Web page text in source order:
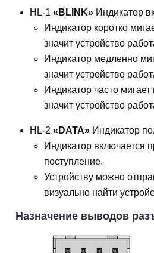
HL-1 «BLINK» Индикатор
Индикатор коротко
значит устройство
Индикатор медленно
значит устройство
Индикатор часто мигает
значит устройство
HL-2 «DATA» Индикатор
Индикатор включается
поступление.
Устройству можно
визуально найти
Назначение выводов